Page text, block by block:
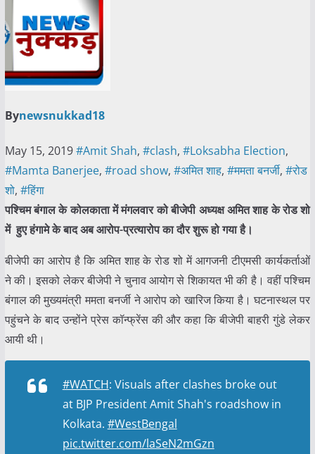
Bynewsnukkad18
May 15, 2019#Amit Shah, #clash, #Loksabha Election,
#Mamta Banerjee, #road show, #अमित शाह, #ममता बनर्जी, #रोड
शो, #हिंगा
पश्चिम बंगाल के कोलकाता में मंगलवार को बीजेपी अध्यक्ष अमित शाह के रोड शो
में हुए हंगामे के बाद अब आरोप-प्रत्यारोप का दौर शुरू हो गया है।
बीजेपी का आरोप है कि अमित शाह के रोड शो में आगजनी टीएमसी कार्यकर्ताओं
ने की। इसको लेकर बीजेपी ने चुनाव आयोग से शिकायत भी की है। वहीं पश्चिम
बंगाल की मुख्यमंत्री ममता बनर्जी ने आरोप को खारिज किया है। घटनास्थल पर
पहुंचने के बाद उन्होंने प्रेस कॉन्फ्रेंस की और कहा कि बीजेपी बाहरी गुंडे लेकर
आयी थी।
#WATCH: Visuals after clashes broke out
at BJP President Amit Shah's roadshow in
Kolkata. #WestBengal
pic.twitter.com/laSeN2mGzn